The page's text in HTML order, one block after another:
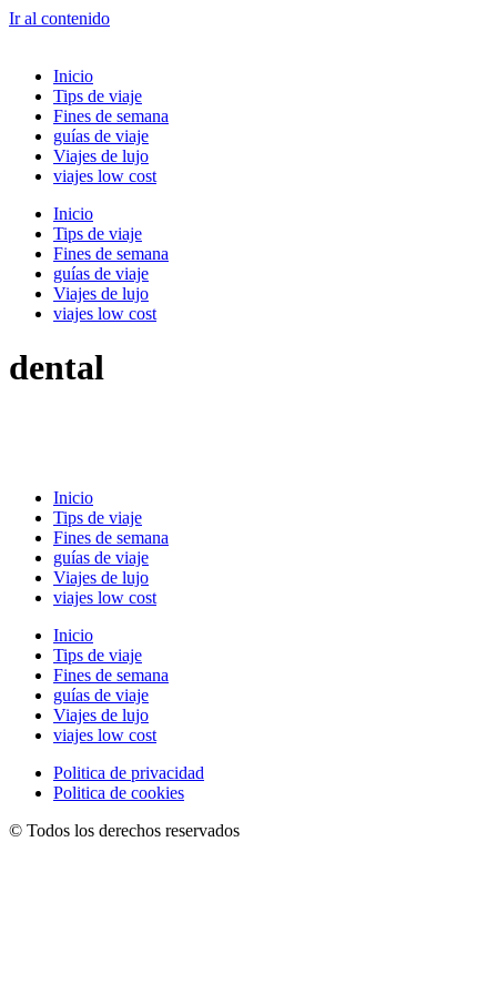
Ir al contenido
Inicio
Tips de viaje
Fines de semana
guías de viaje
Viajes de lujo
viajes low cost
Inicio
Tips de viaje
Fines de semana
guías de viaje
Viajes de lujo
viajes low cost
dental
Inicio
Tips de viaje
Fines de semana
guías de viaje
Viajes de lujo
viajes low cost
Inicio
Tips de viaje
Fines de semana
guías de viaje
Viajes de lujo
viajes low cost
Politica de privacidad
Politica de cookies
© Todos los derechos reservados